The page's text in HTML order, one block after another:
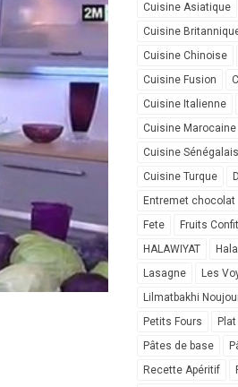
Cuisine Asiatique
Cuisine
Cuisine Chinoise
Cuisine Fusion
Cuisine Italienne
Cuisine Marocaine
Cuisine
Cuisine Turque
Entremet chocolat
Fete
Fruits
HALAWIYAT
Lasagne
Les
Lilmatbakhi
Petits Fours
Pâtes de base
Recette Apéritif